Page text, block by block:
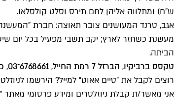
ש"ח) ומתלווה אליהן לחם תירס וסלט קולסלאו.
אגב, טרנד המעושנים צובר תאוצה: חברת
הביתה.
טקסס ברביקיו, הברזל 7 רמת החייל, 6768661־03, כל יום 12:00־24:00
רוצים לקבל את ״טיים אאוט״ למייל? הירשמו
אני מאשר/ת קבלת ניוזלטרים ומידע פרסומי מאתר